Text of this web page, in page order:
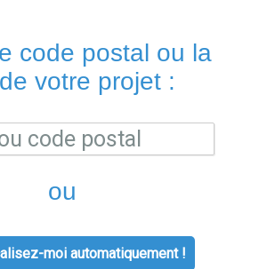
code postal ou la
votre projet :
ou
moi automatiquement !